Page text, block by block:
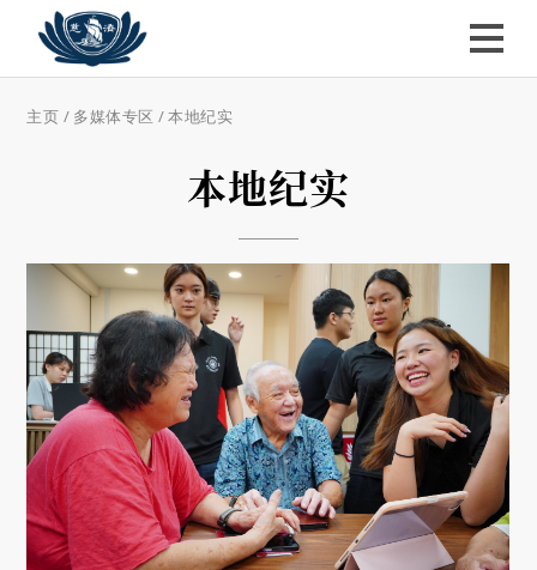
主页 / 多媒体专区 /本地纪实
本地纪实